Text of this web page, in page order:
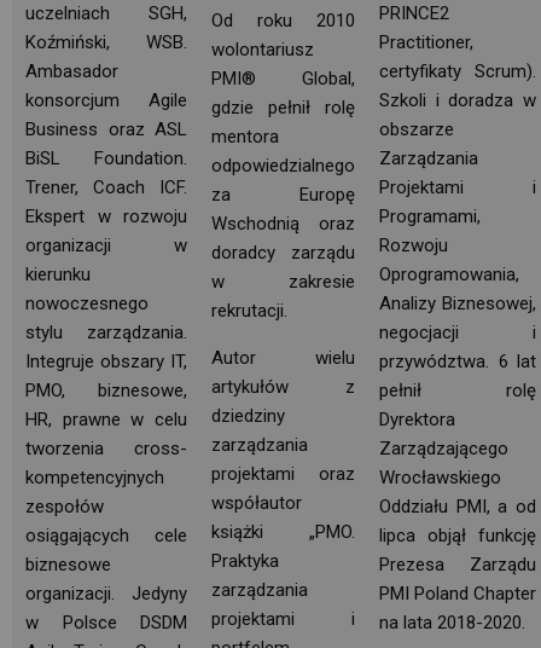
uczelniach SGH,
Koźmiński, WSB.
Ambasador
konsorcjum Agile
Business oraz ASL
BiSL Foundation.
Trener, Coach ICF.
Ekspert w rozwoju
organizacji w
kierunku
nowoczesnego
stylu zarządzania.
Integruje obszary IT,
PMO, biznesowe,
HR, prawne w celu
tworzenia cross-
kompetencyjnych
zespołów
osiągających cele
biznesowe
organizacji. Jedyny
w Polsce DSDM
Od roku 2010
wolontariusz
PMI® Global,
gdzie pełnił rolę
mentora
odpowiedzialnego
za Europę
Wschodnią oraz
doradcy zarządu
w zakresie
rekrutacji.
Autor wielu
artykułów z
dziedziny
zarządzania
projektami oraz
współautor
książki „PMO.
Praktyka
zarządzania
projektami i
PRINCE2
Practitioner,
certyfikaty Scrum).
Szkoli i doradza w
obszarze
Zarządzania
Projektami i
Programami,
Rozwoju
Oprogramowania,
Analizy Biznesowej,
negocjacji i
przywództwa. 6 lat
pełnił rolę
Dyrektora
Zarządzającego
Wrocławskiego
Oddziału PMI, a od
lipca objął funkcję
Prezesa Zarządu
PMI Poland Chapter
na lata 2018-2020.